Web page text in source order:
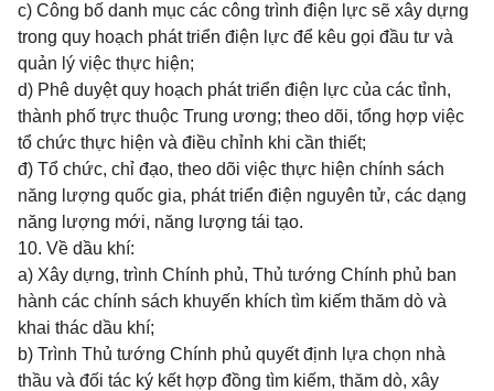
c) Công bố danh mục các công trình điện lực sẽ xây dựng
trong quy hoạch phát triển điện lực để kêu gọi đầu tư và
quản lý việc thực hiện;
d) Phê duyệt quy hoạch phát triển điện lực của các tỉnh,
thành phố trực thuộc Trung ương; theo dõi, tổng hợp việc
tổ chức thực hiện và điều chỉnh khi cần thiết;
đ) Tổ chức, chỉ đạo, theo dõi việc thực hiện chính sách
năng lượng quốc gia, phát triển điện nguyên tử, các dạng
năng lượng mới, năng lượng tái tạo.
10. Về dầu khí:
a) Xây dựng, trình Chính phủ, Thủ tướng Chính phủ ban
hành các chính sách khuyến khích tìm kiếm thăm dò và
khai thác dầu khí;
b) Trình Thủ tướng Chính phủ quyết định lựa chọn nhà
thầu và đối tác ký kết hợp đồng tìm kiếm, thăm dò, xây